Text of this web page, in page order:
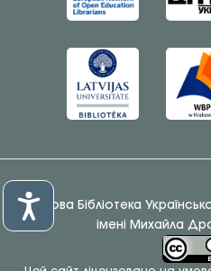
© Наукова Бібліотека
імені Михайла